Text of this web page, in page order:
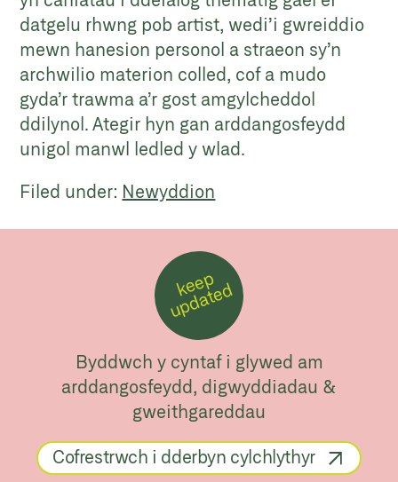
datgelu rhwng pob artist, wedi’i gwreiddio
mewn hanesion personol a straeon sy’n
archwilio materion colled, cof a mudo
gyda’r trawma a’r gost amgylcheddol
ddilynol. Ategir hyn gan arddangosfeydd
unigol manwl ledled y wlad.
Filed under: Newyddion
k
e
e
p
u
p
d
a
t
e
d
Byddwch y cyntaf i glywed am
arddangosfeydd, digwyddiadau &
gweithgareddau
Cofrestrwch i dderbyn cylchlythyr